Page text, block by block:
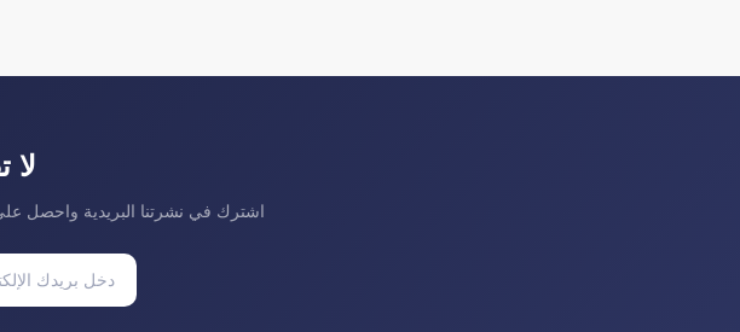
اشترك في نشرتنا البريدية واحصل